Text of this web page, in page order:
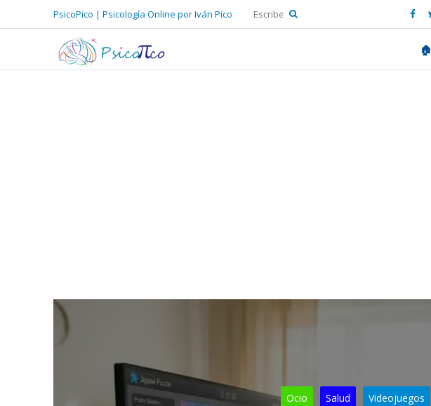
PsicoPico | Psicología Online por Iván Pico
🏠
Ocio Salud Videojuegos